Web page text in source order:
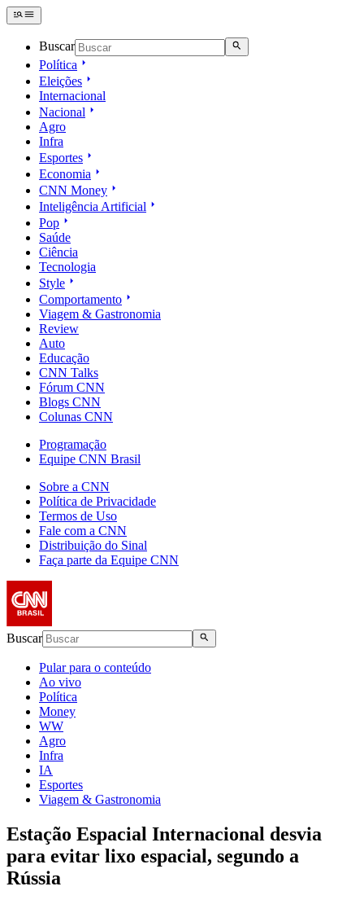
Buscar
Política
Eleições
Internacional
Nacional
Agro
Infra
Esportes
Economia
CNN Money
Inteligência Artificial
Pop
Saúde
Ciência
Tecnologia
Style
Comportamento
Viagem & Gastronomia
Review
Auto
Educação
CNN Talks
Fórum CNN
Blogs CNN
Colunas CNN
Programação
Equipe CNN Brasil
Sobre a CNN
Política de Privacidade
Termos de Uso
Fale com a CNN
Distribuição do Sinal
Faça parte da Equipe CNN
Buscar
Pular para o conteúdo
Ao vivo
Política
Money
WW
Agro
Infra
IA
Esportes
Viagem & Gastronomia
Estação Espacial Internacional desvia
para evitar lixo espacial, segundo a
Rússia